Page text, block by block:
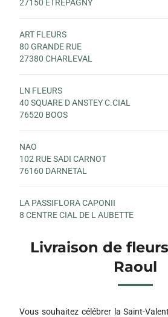
27150 ETREPAGNY
ART FLEURS
80 GRANDE RUE
27380 CHARLEVAL
LN FLEURS
40 SQUARE D ANSTEY C.CIAL
76520 BOOS
NAO
102 RUE SADI CARNOT
76160 DARNETAL
LA PASSIFLORA CAPONII
8 CENTRE CIAL DE L AUBETTE
Livraison de
Raoul
Vous souhaitez célébrer la Saint-